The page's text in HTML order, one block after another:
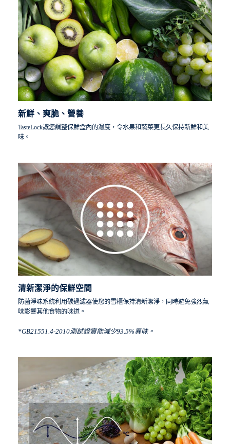
新鮮、爽脆、營養
TasteLock讓您調整保鮮盒內的濕度，令水果和蔬菜更長久保持新鮮和美
味。
清新潔淨的保鮮空間
防菌淨味系統利用碳過濾器使您的雪櫃保持清新潔淨，同時避免強烈氣
味影響其他食物的味道。
*GB21551.4-2010測試證實能減少93.5%異味。